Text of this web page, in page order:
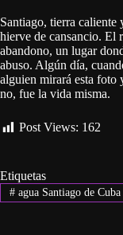
Santiago, tierra caliente
hierve de cansancio. El
abandono, un lugar
abuso. Algún día,
alguien mirará esta foto
no, fue la vida misma.
Post Views: 162
Etiquetas
#agua Santiago de Cuba